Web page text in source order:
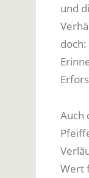
und
Auch
Wert